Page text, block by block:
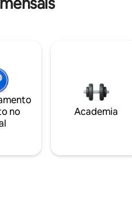
no
Academia